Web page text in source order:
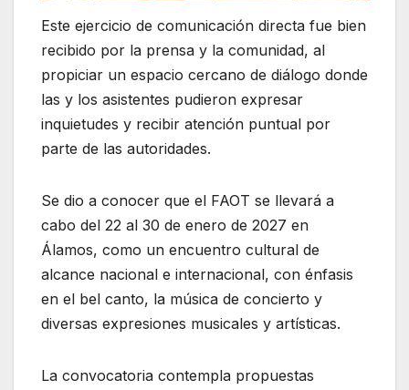
Este ejercicio de comunicación directa fue bien
recibido por la prensa y la comunidad, al
propiciar un espacio cercano de diálogo donde
las y los asistentes pudieron expresar
inquietudes y recibir atención puntual por
parte de las autoridades.
Se dio a conocer que el FAOT se llevará a
cabo del 22 al 30 de enero de 2027 en
Álamos, como un encuentro cultural de
alcance nacional e internacional, con énfasis
en el bel canto, la música de concierto y
diversas expresiones musicales y artísticas.
La convocatoria contempla propuestas